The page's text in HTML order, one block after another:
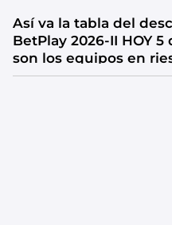
Así va la tabla del
BetPlay 2026-II HOY
son los equipos en